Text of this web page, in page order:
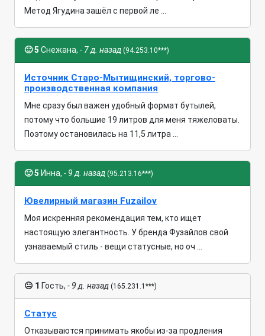
Метод Ягудина зашёл с первой ле ...
🙂5 Снежана, - 7 д. назад (94.253.10***)
Источник Старо-Мытищинский, торгово-
производственная компания
Мне сразу был важен удобный формат бутылей,
потому что большие 19 литров для меня тяжеловаты.
Поэтому остановилась на 11,5 литра ...
🙂5 Инна, - 9 д. назад (95.213.16***)
Ювелирный магазин Fuzailov
Моя искренняя рекомендация тем, кто ищет
настоящую элегантность. У бренда Фузайлов свой
узнаваемый стиль - вещи статусные, но оч ...
😐 1 Гость, - 9 д. назад (165.231.1***)
Статус
Отказываются принимать якобы из-за продления